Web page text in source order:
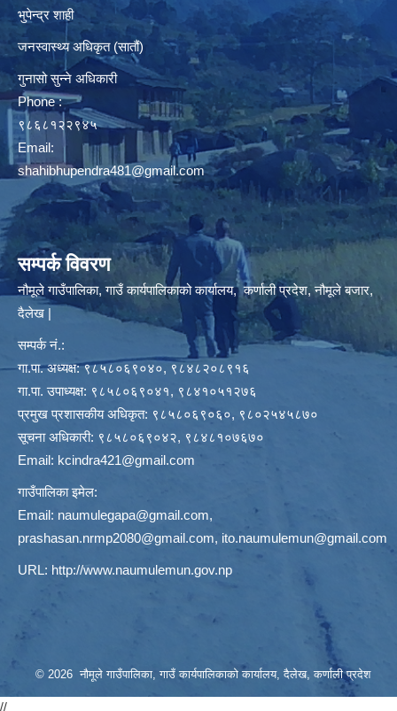
भुपेन्द्र शाही
जनस्वास्थ्य अधिकृत (सातौं)
गुनासो सुन्ने अधिकारी
Phone :
९८६८१२२९४५
Email:
shahibhupendra481@gmail.com
सम्पर्क विवरण
नौमूले गाउँपालिका, गाउँ कार्यपालिकाको कार्यालय, कर्णाली प्रदेश, नौमूले बजार,
दैलेख |
सम्पर्क नं.:
गा.पा. अध्यक्ष: ९८५८०६९०४०, ९८४८२०८९१६
गा.पा. उपाध्यक्ष: ९८५८०६९०४१, ९८४१०५१२७६
प्रमुख प्रशासकीय अधिकृत: ९८५८०६९०६०, ९८०२५४५८७०
सूचना अधिकारी: ९८५८०६९०४२, ९८४८१०७६७०
Email: kcindra421@gmail.com
गाउँपालिका इमेल:
Email: naumulegapa@gmail.com,
prashasan.nrmp2080@gmail.com, ito.naumulemun@gmail.com
URL: http://www.naumulemun.gov.np
© 2026 नौमूले गाउँपालिका, गाउँ कार्यपालिकाको कार्यालय, दैलेख, कर्णाली प्रदेश
//